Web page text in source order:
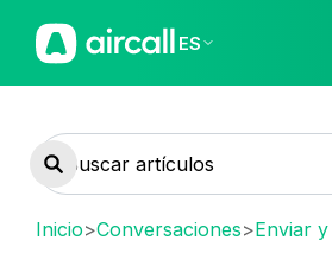
ES
Inicio>Conversaciones>Enviar